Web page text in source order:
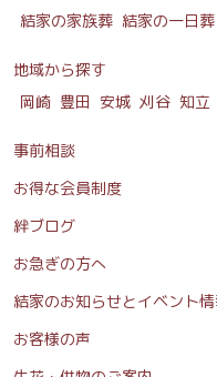
結家の家族葬 結家の一日葬
地域から探す
岡崎 豊田 安城 刈谷 知立
事前相談
お得な会員制度
絆ブログ
お急ぎの方へ
結家のお知らせとイベント
お客様の声